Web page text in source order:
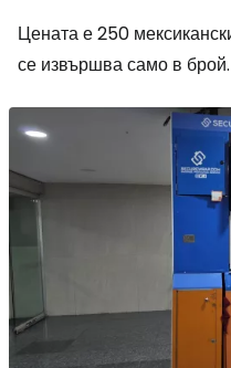
Цената е 250
се извършва само в брой.